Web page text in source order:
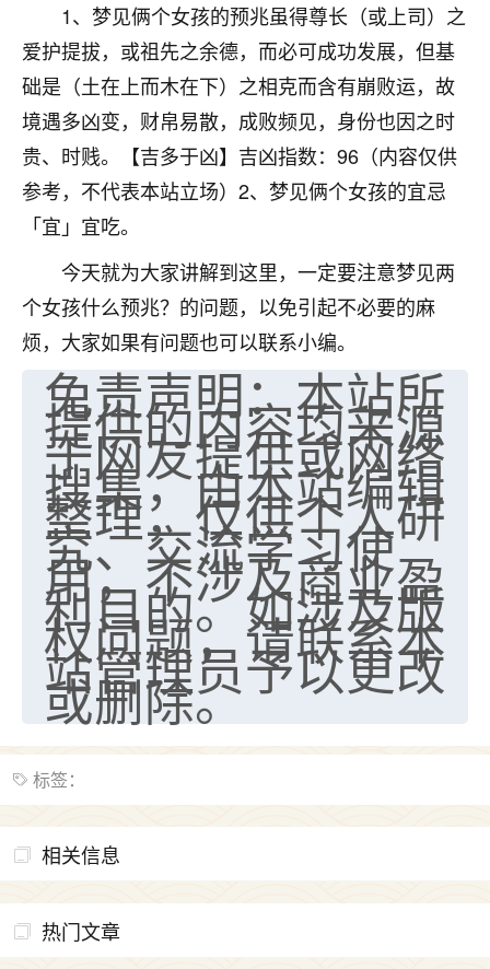
1、梦见俩个女孩的预兆虽得尊长（或上司）之
爱护提拔，或祖先之余德，而必可成功发展，但基
础是（土在上而木在下）之相克而含有崩败运，故
境遇多凶变，财帛易散，成败频见，身份也因之时
贵、时贱。【吉多于凶】吉凶指数：96（内容仅供
参考，不代表本站立场）2、梦见俩个女孩的宜忌
「宜」宜吃。
今天就为大家讲解到这里，一定要注意梦见两
个女孩什么预兆？的问题，以免引起不必要的麻
烦，大家如果有问题也可以联系小编。
免责声明：本站所
提供的内容均来源
于网友提供或网络
搜集，由本站编辑
整理，仅供个人研
究、交流学习使
用，不涉及商业盈
利目的。如涉及版
权问题，请联系本
站管理员予以更改
或删除。
标签：
相关信息
热门文章
七零老顽童：我母亲前年离世，刚开始我经常
做梦梦见她，后来也是朋友介绍，找到慧来老
师，安排了超度法事，做梦再也没有梦到过
了，一开始是半信半疑的，图个心安，给亡母
超度，现在看来，人不信也不行。
2天前 来自云南 11
优秀的张同学
2天前 来自山西 15